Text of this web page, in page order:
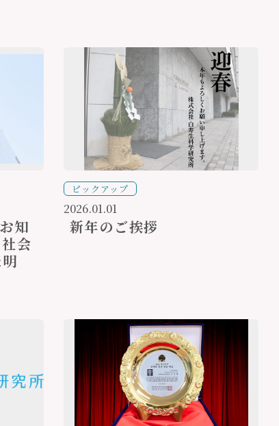
知
会
ピックアップ
2026.01.01
新年のご挨拶